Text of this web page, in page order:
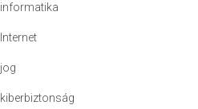
informatika
Internet
jog
kiberbiztonság